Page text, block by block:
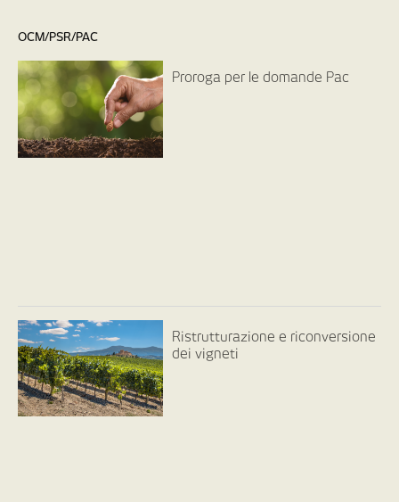
OCM/PSR/PAC
Proroga per le domande Pac
Ristrutturazione e riconversione
dei vigneti